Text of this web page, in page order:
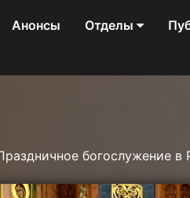
Анонсы Отделы
богослужение